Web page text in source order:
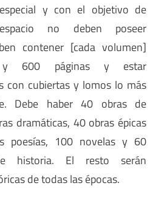
y con el objetivo de
no deben poseer
contener [cada volumen]
600 páginas y estar
con cubiertas y lomos lo más
Debe haber 40 obras de
dramáticas, 40 obras épicas
poesías, 100 novelas y 60
historia. El resto serán
de todas las épocas.